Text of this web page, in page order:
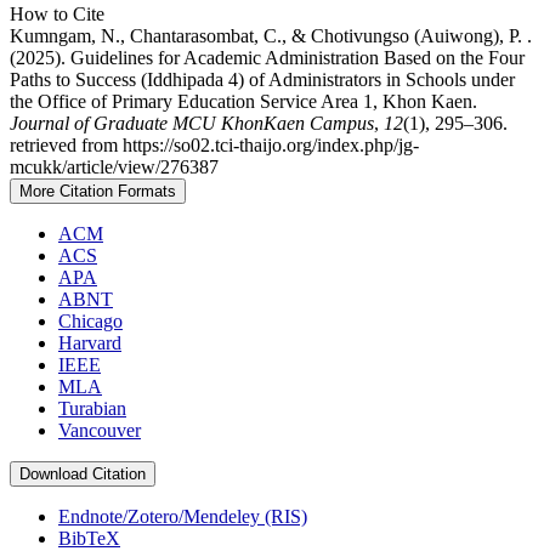
How to Cite
Kumngam, N., Chantarasombat, C., & Chotivungso (Auiwong), P. .
(2025). Guidelines for Academic Administration Based on the Four
Paths to Success (Iddhipada 4) of Administrators in Schools under
the Office of Primary Education Service Area 1, Khon Kaen.
Journal of Graduate MCU KhonKaen Campus, 12(1), 295–306.
retrieved from https://so02.tci-thaijo.org/index.php/jg-
mcukk/article/view/276387
More Citation Formats
ACM
ACS
APA
ABNT
Chicago
Harvard
IEEE
MLA
Turabian
Vancouver
Download Citation
Endnote/Zotero/Mendeley (RIS)
BibTeX